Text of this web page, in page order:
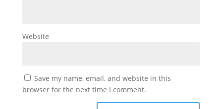
Website
Save my name, email, and website in this
browser for the next time I comment.